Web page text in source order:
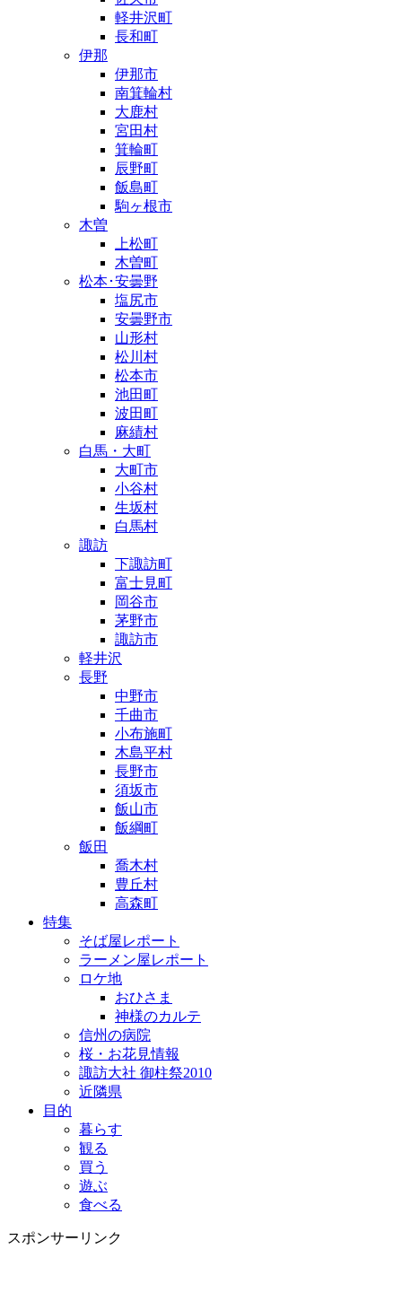
軽井沢町
長和町
伊那
伊那市
南箕輪村
大鹿村
宮田村
箕輪町
辰野町
飯島町
駒ヶ根市
木曽
上松町
木曽町
松本･安曇野
塩尻市
安曇野市
山形村
松川村
松本市
池田町
波田町
麻績村
白馬・大町
大町市
小谷村
生坂村
白馬村
諏訪
下諏訪町
富士見町
岡谷市
茅野市
諏訪市
軽井沢
長野
中野市
千曲市
小布施町
木島平村
長野市
須坂市
飯山市
飯綱町
飯田
喬木村
豊丘村
高森町
特集
そば屋レポート
ラーメン屋レポート
ロケ地
おひさま
神様のカルテ
信州の病院
桜・お花見情報
諏訪大社 御柱祭2010
近隣県
目的
暮らす
観る
買う
遊ぶ
食べる
スポンサーリンク